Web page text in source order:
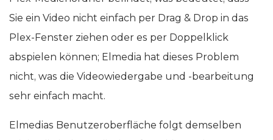
Sie ein Video nicht einfach per Drag & Drop in das
Plex-Fenster ziehen oder es per Doppelklick
abspielen können; Elmedia hat dieses Problem
nicht, was die Videowiedergabe und -bearbeitung
sehr einfach macht.
Elmedias Benutzeroberfläche folgt demselben